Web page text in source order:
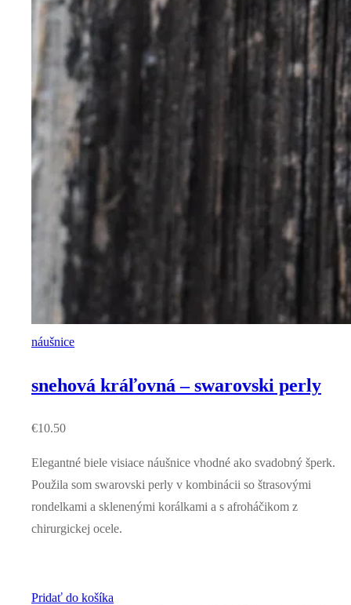
náušnice
snehová kráľovná – swarovski perly
€10.50
Elegantné biele visiace náušnice vhodné ako svadobný šperk.
Použila som swarovski perly v kombinácii so štrasovými
rondelkami a sklenenými korálkami a s afroháčikom z
chirurgickej ocele.
Pridať do košíka